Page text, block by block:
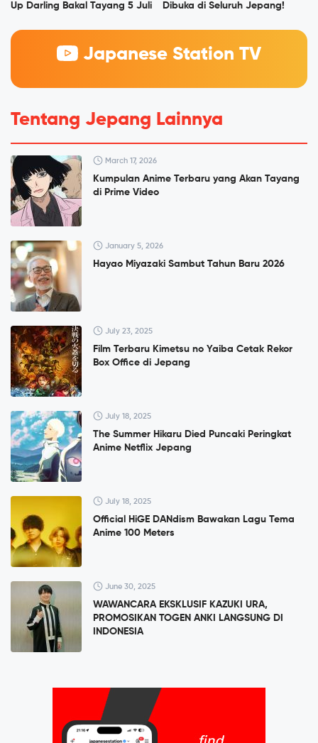
Up Darling Bakal Tayang 5 Juli
Dibuka di Seluruh Jepang!
Japanese Station TV
Tentang Jepang Lainnya
March 17, 2026
Kumpulan Anime Terbaru yang Akan Tayang
di Prime Video
January 5, 2026
Hayao Miyazaki Sambut Tahun Baru 2026
July 23, 2025
Film Terbaru Kimetsu no Yaiba Cetak Rekor
Box Office di Jepang
July 18, 2025
The Summer Hikaru Died Puncaki Peringkat
Anime Netflix Jepang
July 18, 2025
Official HiGE DANdism Bawakan Lagu Tema
Anime 100 Meters
June 30, 2025
WAWANCARA EKSKLUSIF KAZUKI URA,
PROMOSIKAN TOGEN ANKI LANGSUNG DI
INDONESIA